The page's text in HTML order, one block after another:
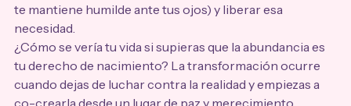
te mantiene humilde ante tus ojos) y liberar esa
necesidad.
¿Cómo se vería tu vida si supieras que la abundancia es
tu derecho de nacimiento? La transformación ocurre
cuando dejas de luchar contra la realidad y empiezas a